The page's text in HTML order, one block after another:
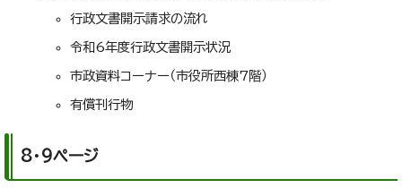
行政文書開示請求の流れ
令和6年度行政文書開示状況
市政資料コーナー（市役所西棟7階）
有償刊行物
8・9ページ